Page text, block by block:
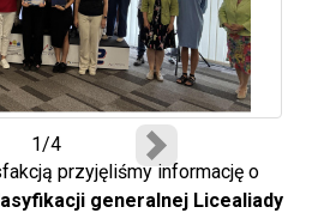
Następny
1/4
przyjęliśmy informację o
generalnej Licealiady